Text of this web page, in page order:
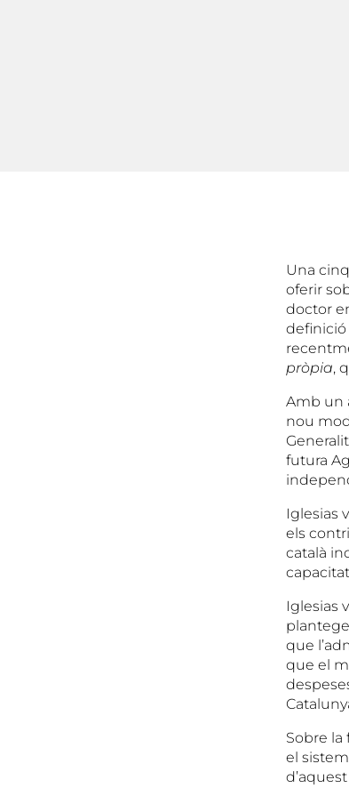
Una
oferir
doctor
definició
pròpia,
Amb un
nou
futura
Iglesias
els
català
Iglesias
que
que el
Sobre la
el